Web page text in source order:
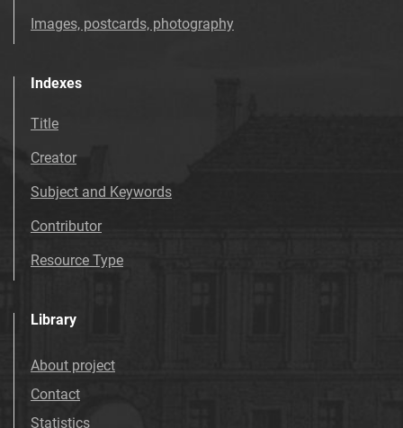
Images, postcards, photography
Indexes
Title
Creator
Subject and Keywords
Contributor
Resource Type
Library
About project
Contact
Statistics